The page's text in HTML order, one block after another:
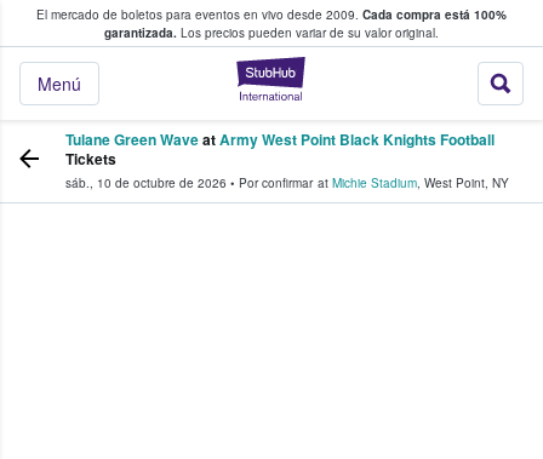
El mercado de boletos para eventos en vivo desde 2009. Cada compra está 100%
garantizada. Los precios pueden variar de su valor original.
StubHub: donde
Menú
fans compran y venden boletos
Tulane Green WaveatArmy West Point Black Knights Football
Tickets
sáb., 10 de octubre de 2026 • Por confirmar at Michie Stadium, West Point, NY